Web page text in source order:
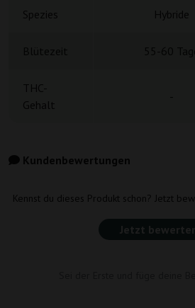
Spezies Hybride
THC-
Gehalt
-
Kundenbewertungen
Kennst du dieses Produkt schon? Jetzt
Jetzt